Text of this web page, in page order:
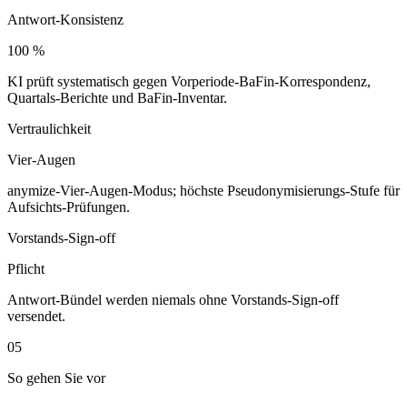
Antwort-Konsistenz
100 %
KI prüft systematisch gegen Vorperiode-BaFin-Korrespondenz,
Quartals-Berichte und BaFin-Inventar.
Vertraulichkeit
Vier-Augen
anymize-Vier-Augen-Modus; höchste Pseudonymisierungs-Stufe für
Aufsichts-Prüfungen.
Vorstands-Sign-off
Pflicht
Antwort-Bündel werden niemals ohne Vorstands-Sign-off
versendet.
05
So gehen Sie vor